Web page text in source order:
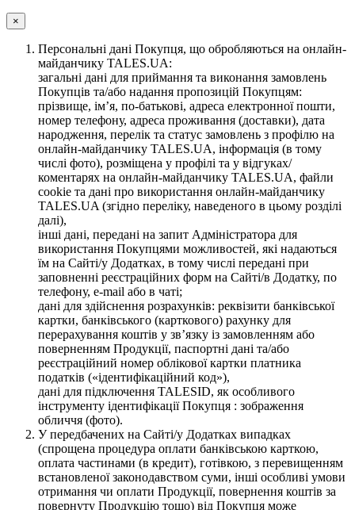
×
Персональні дані Покупця, що обробляються на онлайн-
майданчику TALES.UA:
загальні дані для приймання та виконання замовлень
Покупців та/або надання пропозицій Покупцям:
прізвище, ім’я, по-батькові, адреса електронної пошти,
номер телефону, адреса проживання (доставки), дата
народження, перелік та статус замовлень з профілю на
онлайн-майданчику TALES.UA, інформація (в тому
числі фото), розміщена у профілі та у відгуках/
коментарях на онлайн-майданчику TALES.UA, файли
cookie та дані про використання онлайн-майданчику
TALES.UA (згідно переліку, наведеного в цьому розділі
далі),
інші дані, передані на запит Адміністратора для
використання Покупцями можливостей, які надаються
їм на Сайті/у Додатках, в тому числі передані при
заповненні реєстраційних форм на Сайті/в Додатку, по
телефону, e-mail або в чаті;
дані для здійснення розрахунків: реквізити банківської
картки, банківського (карткового) рахунку для
перерахування коштів у зв’язку із замовленням або
поверненням Продукції, паспортні дані та/або
реєстраційний номер облікової картки платника
податків («ідентифікаційний код»),
дані для підключення TALESID, як особливого
інструменту ідентифікації Покупця : зображення
обличчя (фото).
У передбачених на Сайті/у Додатках випадках
(спрощена процедура оплати банківською карткою,
оплата частинами (в кредит), готівкою, з перевищенням
встановленої законодавством суми, інші особливі умови
отримання чи оплати Продукції, повернення коштів за
повернуту Продукцію тощо) від Покупця може